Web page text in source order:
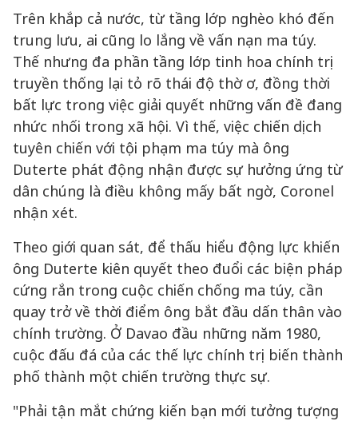
Trên khắp cả nước, từ tầng lớp nghèo khó đến
trung lưu, ai cũng lo lắng về vấn nạn ma túy.
Thế nhưng đa phần tầng lớp tinh hoa chính trị
truyền thống lại tỏ rõ thái độ thờ ơ, đồng thời
bất lực trong việc giải quyết những vấn đề đang
nhức nhối trong xã hội. Vì thế, việc chiến dịch
tuyên chiến với tội phạm ma túy mà ông
Duterte phát động nhận được sự hưởng ứng từ
dân chúng là điều không mấy bất ngờ, Coronel
nhận xét.
Theo giới quan sát, để thấu hiểu động lực khiến
ông Duterte kiên quyết theo đuổi các biện pháp
cứng rắn trong cuộc chiến chống ma túy, cần
quay trở về thời điểm ông bắt đầu dấn thân vào
chính trường. Ở Davao đầu những năm 1980,
cuộc đấu đá của các thế lực chính trị biến thành
phố thành một chiến trường thực sự.
"Phải tận mắt chứng kiến bạn mới tưởng tượng